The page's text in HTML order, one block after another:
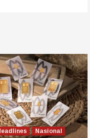
Nasional